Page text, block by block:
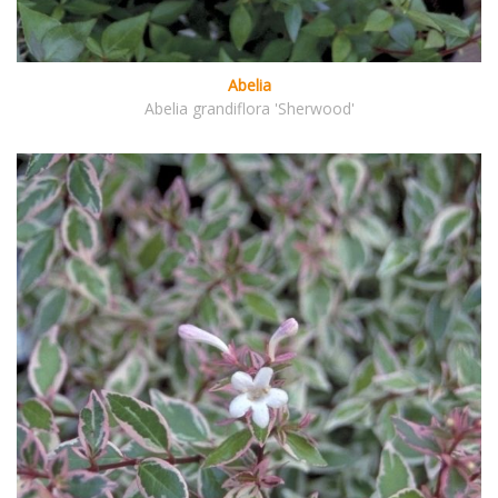
Abelia
Abelia grandiflora 'Sherwood'